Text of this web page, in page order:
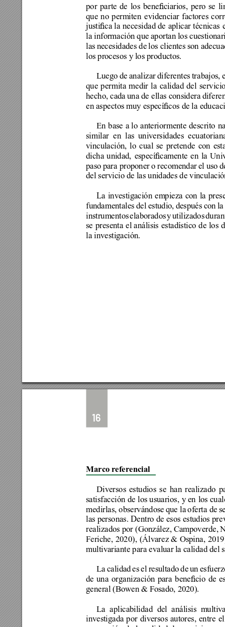
por parte de los beneciarios, pero se
que no permiten evidenciar factores
justica la necesidad de aplicar técnicas
la información que aportan los
las necesidades de los clientes son
los procesos y los productos.
Luego de analizar diferentes trabajos,
que permita medir la calidad del
hecho, cada una de ellas considera
en aspectos muy especícos de la
En base a lo anteriormente descrito
similar en las universidades
vinculación, lo cual se pretende con
dicha unidad, especícamente en la
paso para proponer o recomendar el uso
del servicio de las unidades de
La investigación empieza con la
fundamentales del estudio, después con
instrumentos elaborados y utilizados
se presenta el análisis estadístico de los
la investigación.
16
Marco referencial
Diversos estudios se han realizado
satisfacción de los usuarios, y en los
medirlas, observándose que la oferta de
las personas. Dentro de esos estudios
realizados por (González, Campoverde,
Feriche, 2020), (Álvarez & Ospina,
multivariante para evaluar la calidad del
La calidad es el resultado de un
de una organización para benecio de
general (Bowen & Fosado, 2020).
La aplicabilidad del análisis
investigada por diversos autores, entre